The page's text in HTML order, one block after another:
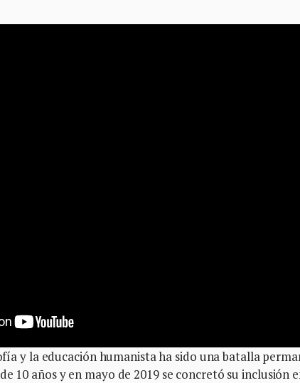
y la educación humanista ha sido una batalla
10 años y en mayo de 2019 se concretó su inclusión